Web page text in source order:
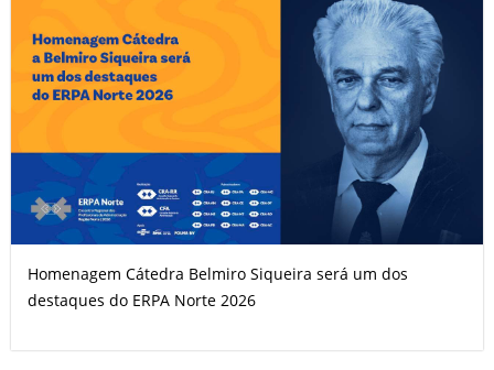
Homenagem Cátedra Belmiro Siqueira será um dos
destaques do ERPA Norte 2026